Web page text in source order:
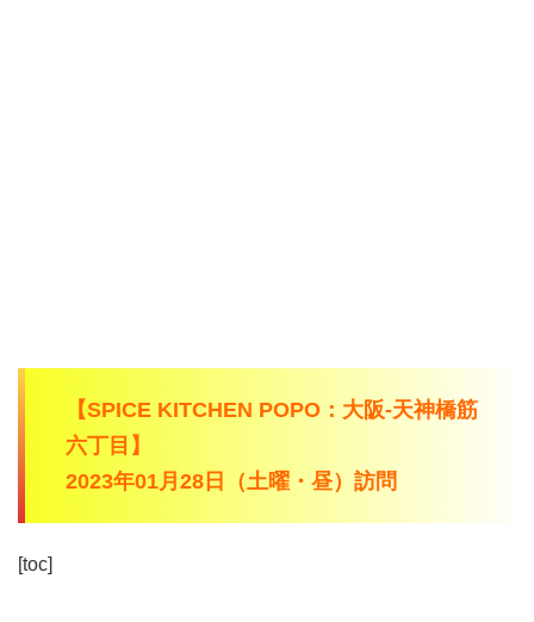
【SPICE KITCHEN POPO：大阪-天神橋筋
六丁目】
2023年01月28日（土曜・昼）訪問
[toc]